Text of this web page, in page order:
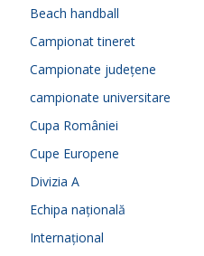
Beach handball
Campionat tineret
Campionate județene
campionate universitare
Cupa României
Cupe Europene
Divizia A
Echipa națională
Internațional